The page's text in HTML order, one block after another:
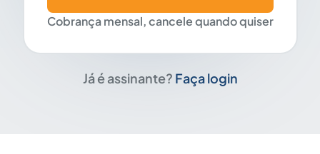
Cobrança mensal, cancele quando quiser
Já é assinante? Faça login